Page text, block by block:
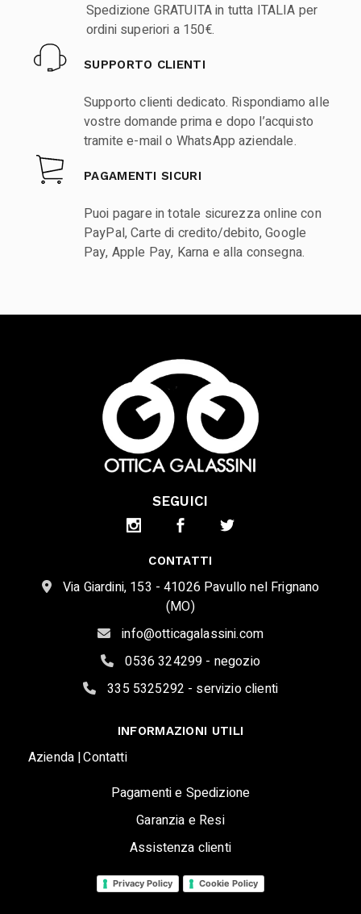
Spedizione GRATUITA in tutta ITALIA per
ordini superiori a 150€.
SUPPORTO CLIENTI
Supporto clienti dedicato. Rispondiamo alle
vostre domande prima e dopo l’acquisto
tramite e-mail o WhatsApp aziendale.
PAGAMENTI SICURI
Puoi pagare in totale sicurezza online con
PayPal, Carte di credito/debito, Google
Pay, Apple Pay, Karna e alla consegna.
SEGUICI
CONTATTI
Via Giardini, 153 - 41026 Pavullo nel Frignano
(MO)
info@otticagalassini.com
0536 324299 - negozio
335 5325292 - servizio clienti
INFORMAZIONI UTILI
Azienda |Contatti
Pagamenti e Spedizione
Garanzia e Resi
Assistenza clienti
Privacy Policy Cookie Policy